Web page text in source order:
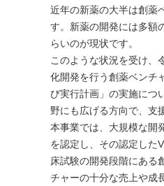
近年の新薬の大半は創薬
す。新薬の開発には多額
らいのが現状です。
このような状況を受け、
化開発を行う創薬ベンチ
び実行計画」の実施につ
野にも広げる方向で、支
本事業では、大規模な開
を認定し、その認定した
床試験の開発段階にある
チャーの十分な売上や成